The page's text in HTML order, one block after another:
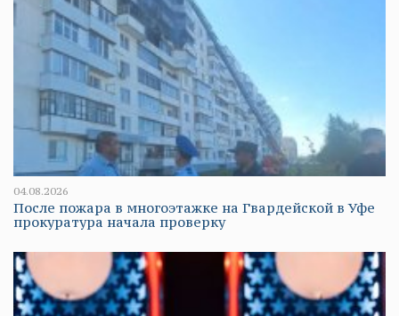
04.08.2026
После пожара в многоэтажке на Гвардейской в Уфе
прокуратура начала проверку